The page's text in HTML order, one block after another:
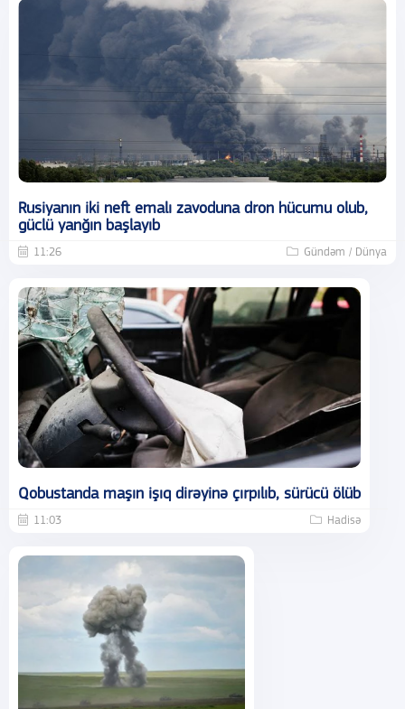
Rusiyanın iki neft emalı zavoduna dron hücumu olub,
güclü yanğın başlayıb
11:26 Gündəm / Dünya
Qobustanda maşın işıq dirəyinə çırpılıb, sürücü ölüb
11:03 Hadisə